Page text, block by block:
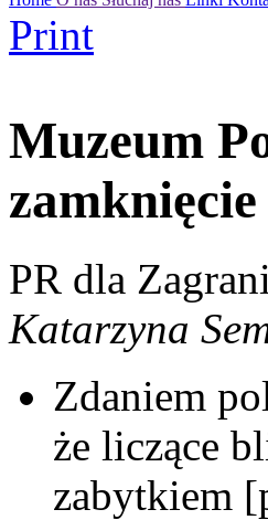
Print
Muzeum
zamknięcie
PR dla
Katarzyna
Zdaniem
że liczące
zabytkiem